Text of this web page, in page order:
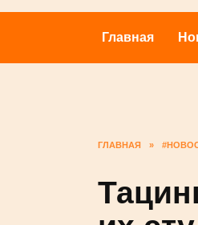
Главная
ГЛАВНАЯ »